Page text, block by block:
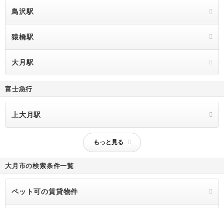
鳥沢駅
猿橋駅
大月駅
富士急行
上大月駅
もっと見る
大月市の検索条件一覧
ペット可の賃貸物件